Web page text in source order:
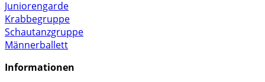
Juniorengarde
Krabbegruppe
Schautanzgruppe
Männerballett
Informationen